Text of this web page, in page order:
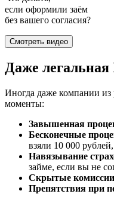
если оформили заём
без вашего согласия?
Смотреть видео
Даже
Иногда даже компании из
моменты:
Завышенная
Бесконечные
взяли 10 000
Навязывание
займе, если вы не
Скрытые
Препятствия при